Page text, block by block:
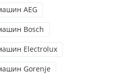
AEG
Bosch
Electrolux
Gorenje